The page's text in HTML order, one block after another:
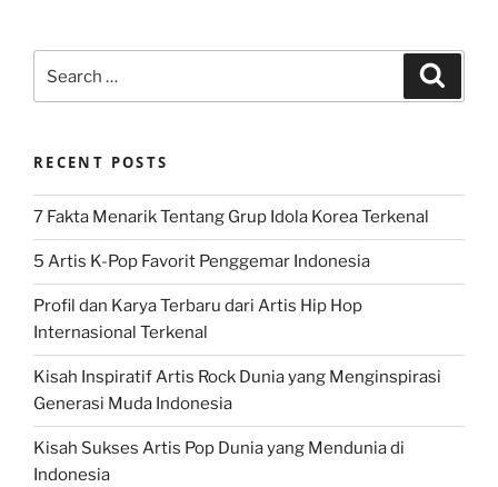
for:
RECENT POSTS
7 Fakta Menarik Tentang Grup Idola Korea Terkenal
5 Artis K-Pop Favorit Penggemar Indonesia
Profil dan Karya Terbaru dari Artis Hip Hop
Internasional Terkenal
Kisah Inspiratif Artis Rock Dunia yang Menginspirasi
Generasi Muda Indonesia
Kisah Sukses Artis Pop Dunia yang Mendunia di
Indonesia